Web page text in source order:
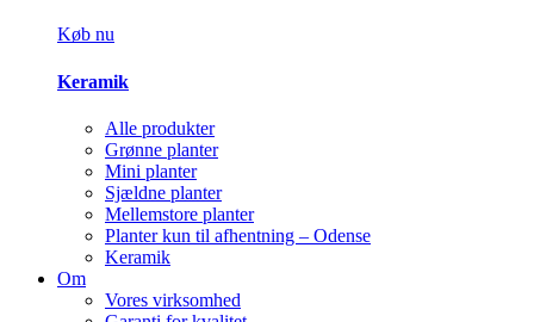
Køb nu
Keramik
Alle produkter
Grønne planter
Mini planter
Sjældne planter
Mellemstore planter
Planter kun til afhentning – Odense
Keramik
Om
Vores virksomhed